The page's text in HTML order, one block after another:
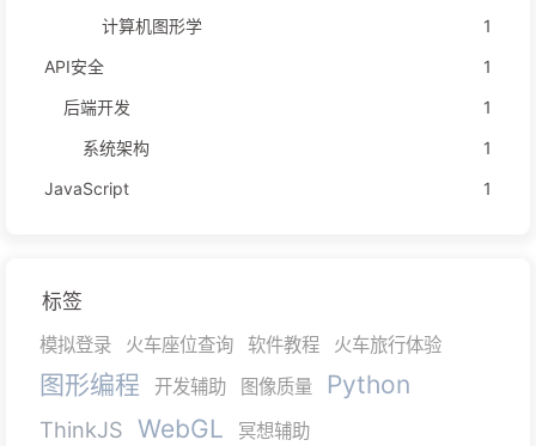
计算机图形学
1
API安全
1
后端开发
1
系统架构
1
JavaScript
1
标签
模拟登录 火车座位查询 软件教程 火车旅行体验
图形编程 开发辅助 图像质量 Python
ThinkJS WebGL
冥想辅助